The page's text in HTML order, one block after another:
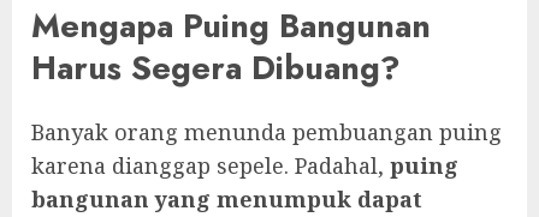
Mengapa Puing Bangunan
Harus Segera Dibuang?
Banyak orang menunda pembuangan puing
karena dianggap sepele. Padahal, puing
bangunan yang menumpuk dapat